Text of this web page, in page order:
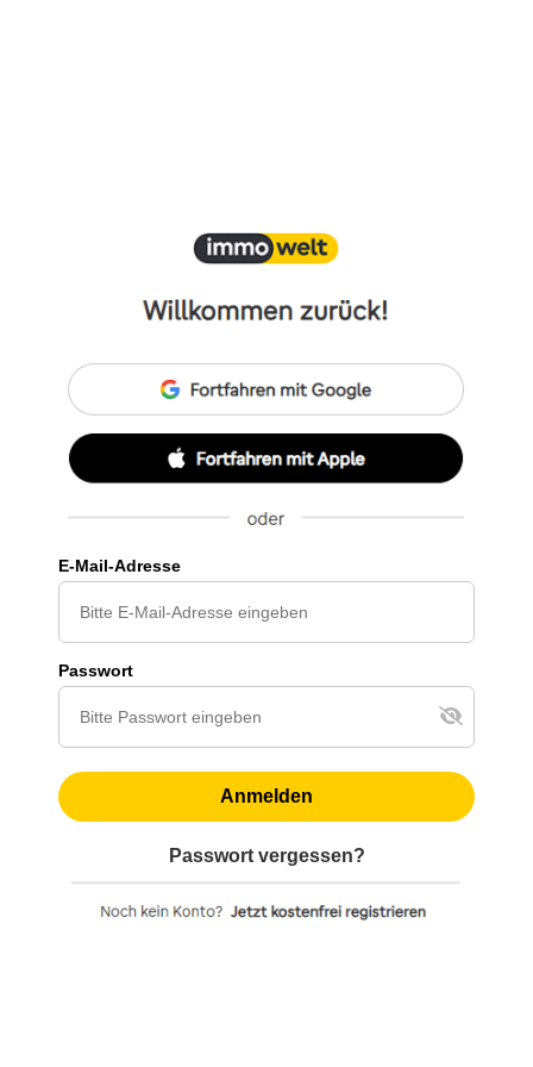
E-Mail-Adresse
Passwort
Anmelden
Passwort vergessen?